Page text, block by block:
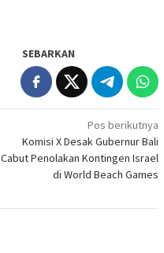
SEBARKAN
Pos berikutnya
Komisi X Desak Gubernur Bali
Cabut Penolakan Kontingen Israel
di World Beach Games